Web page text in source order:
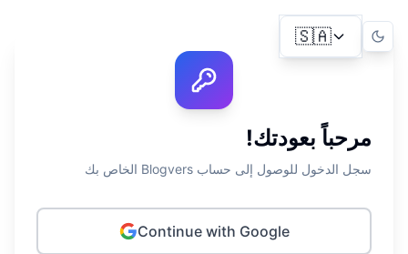
🇸🇦
مرحباً بعودتك!
سجل الدخول للوصول إلى حساب Blogvers الخاص بك
Continue with Google